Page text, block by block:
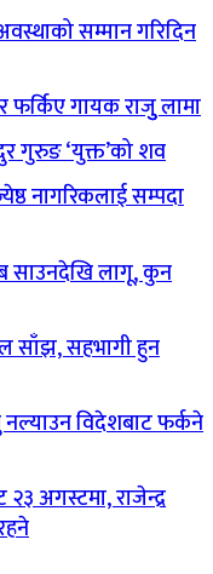
सम्मान गरिदिन
फर्किए गायक राजुु लामा
गुरुङ ‘युक्त’को शव
नागरिकलाई सम्पदा
साउनदेखि लागू, कुन
साँझ, सहभागी हुन
विदेशबाट फर्कने
अगस्टमा, राजेन्द्र